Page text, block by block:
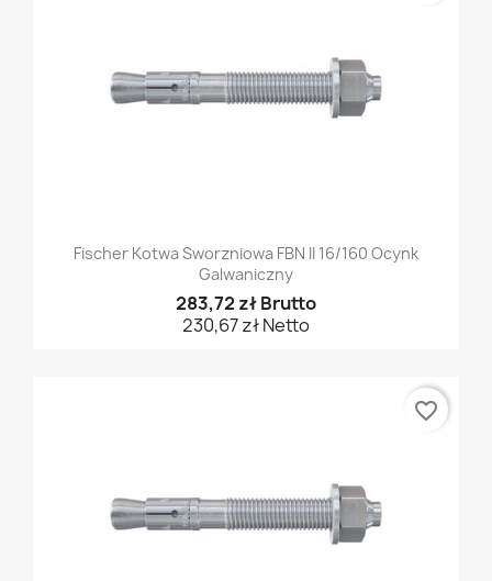
Fischer Kotwa Sworzniowa FBN II 16/160 Ocynk
Galwaniczny
283,72 zł Brutto
230,67 zł Netto
favorite_border